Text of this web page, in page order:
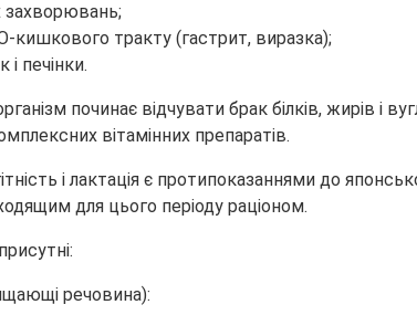
захворювань;
тракту (гастрит, виразка);
печінки.
починає відчувати брак білків, жирів
вітамінних препаратів.
і лактація є протипоказаннями до
для цього періоду раціоном.
речовина):